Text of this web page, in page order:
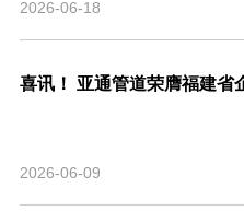
2026-06-18
2026-06-09